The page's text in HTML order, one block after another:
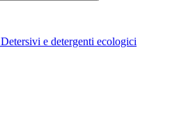
Detersivi e detergenti ecologici